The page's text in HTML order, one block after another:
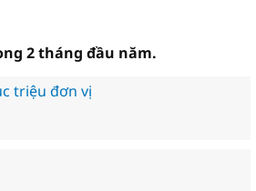
2 tháng đầu năm.
triệu đơn vị